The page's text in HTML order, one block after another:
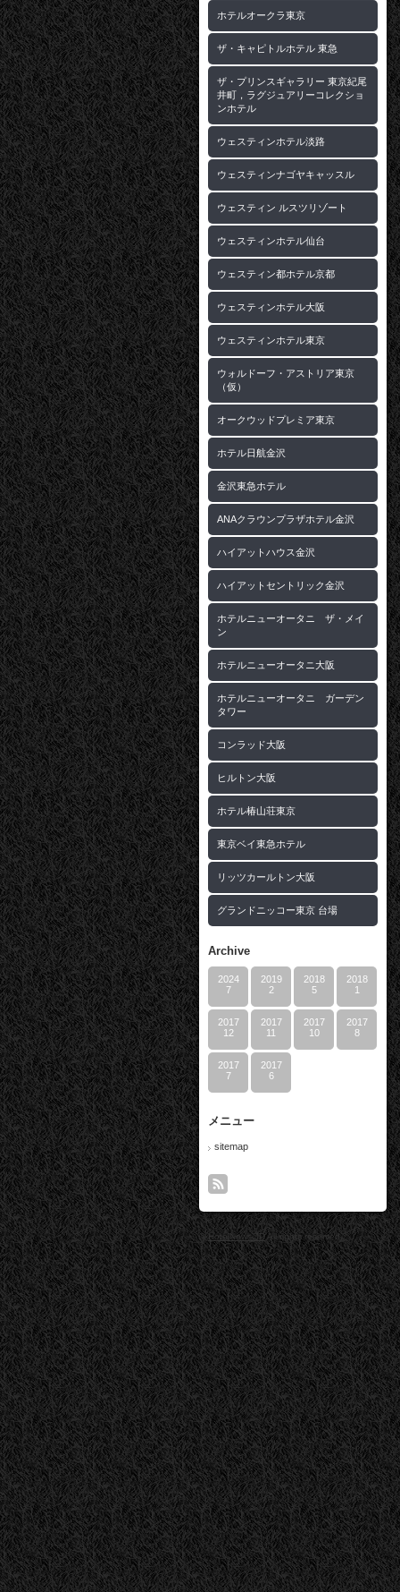
ホテルオークラ東京
ザ・キャピトルホテル 東急
ザ・プリンスギャラリー 東京紀尾
井町，ラグジュアリーコレクショ
ンホテル
ウェスティンホテル淡路
ウェスティンナゴヤキャッスル
ウェスティン ルスツリゾート
ウェスティンホテル仙台
ウェスティン都ホテル京都
ウェスティンホテル大阪
ウェスティンホテル東京
ウォルドーフ・アストリア東京
（仮）
オークウッドプレミア東京
ホテル日航金沢
金沢東急ホテル
ANAクラウンプラザホテル金沢
ハイアットハウス金沢
ハイアットセントリック金沢
ホテルニューオータニ ザ・メイ
ン
ホテルニューオータニ大阪
ホテルニューオータニ ガーデン
タワー
コンラッド大阪
ヒルトン大阪
ホテル椿山荘東京
東京ベイ東急ホテル
リッツカールトン大阪
グランドニッコー東京 台場
Archive
2024
7
2019
2
2018
5
2018
1
2017
12
2017
11
2017
10
2017
8
2017
7
2017
6
メニュー
sitemap
©HotelNews.JPAll rights reserved.